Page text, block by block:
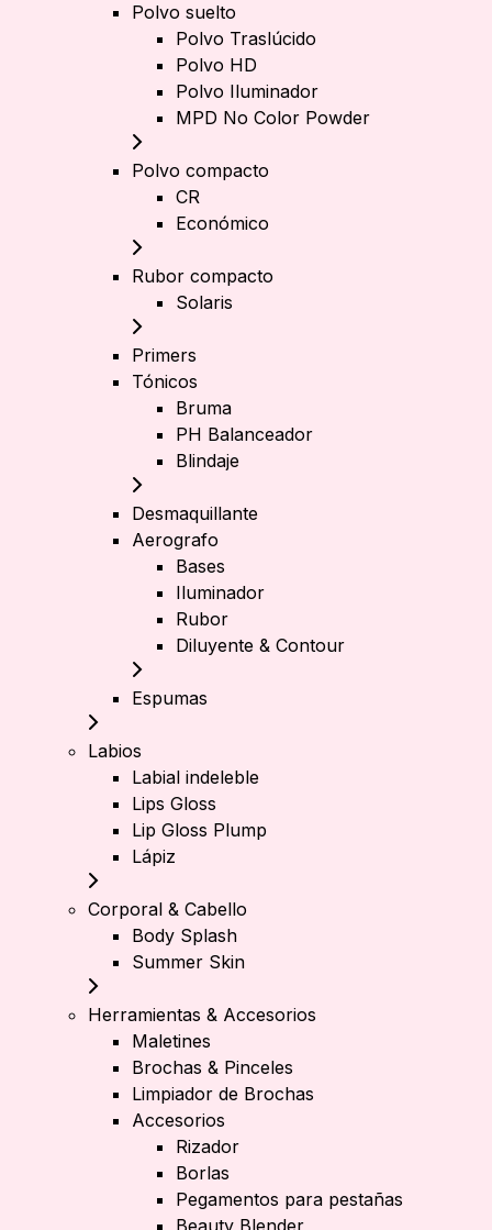
Polvo suelto
Polvo Traslúcido
Polvo HD
Polvo Iluminador
MPD No Color Powder
Polvo compacto
CR
Económico
Rubor compacto
Solaris
Primers
Tónicos
Bruma
PH Balanceador
Blindaje
Desmaquillante
Aerografo
Bases
Iluminador
Rubor
Diluyente & Contour
Espumas
Labios
Labial indeleble
Lips Gloss
Lip Gloss Plump
Lápiz
Corporal & Cabello
Body Splash
Summer Skin
Herramientas & Accesorios
Maletines
Brochas & Pinceles
Limpiador de Brochas
Accesorios
Rizador
Borlas
Pegamentos para pestañas
Beauty Blender